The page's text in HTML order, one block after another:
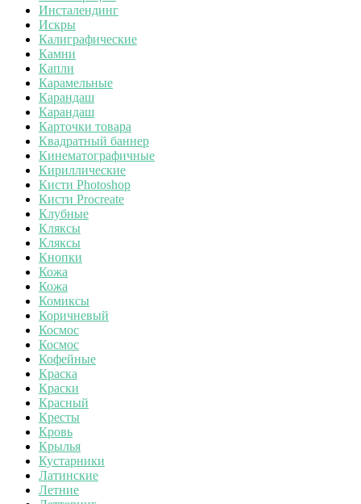
Инсталендинг
Искры
Калиграфические
Камни
Капли
Карамельные
Карандаш
Карандаш
Карточки товара
Квадратный баннер
Кинематографичные
Кириллические
Кисти Photoshop
Кисти Procreate
Клубные
Кляксы
Кляксы
Кнопки
Кожа
Кожа
Комиксы
Коричневый
Космос
Космос
Кофейные
Краска
Краски
Красный
Кресты
Кровь
Крылья
Кустарники
Латинские
Летние